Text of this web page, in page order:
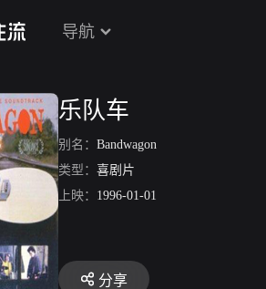
导航
乐队车
别名： Bandwagon
类型： 喜剧片
上映： 1996-01-01
分享